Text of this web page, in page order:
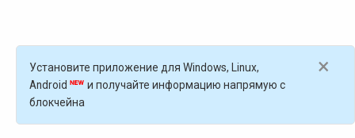
×
Установите приложение для Windows, Linux,
Android
и получайте информацию напрямую с
блокчейна